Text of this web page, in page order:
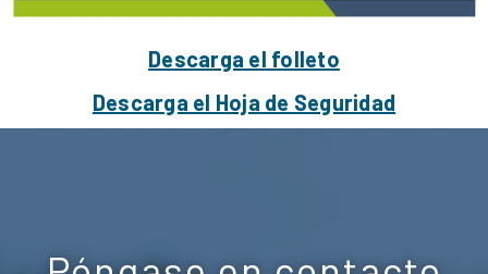
Descarga el folleto
Descarga el Hoja de Seguridad